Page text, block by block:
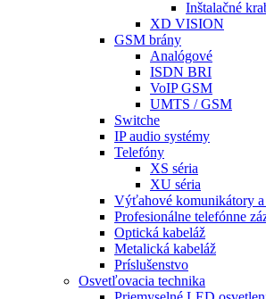
Inštalačné
XD VISION
GSM brány
Analógové
ISDN BRI
VoIP GSM
UMTS / GSM
Switche
IP audio systémy
Telefóny
XS séria
XU séria
Výťahové komunikátory
Profesionálne telefónne
Optická kabeláž
Metalická kabeláž
Príslušenstvo
Osvetľovacia technika